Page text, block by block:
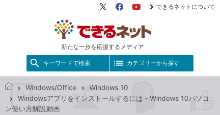
新たな一歩を応援するメディア
X（旧
FacebookYouTube
できるネットについて
キーワードで検索 カテゴリーから探す
で
き
Windows/Office
Windows 10
Windowsアプリをインストールするには - Windows 10パソコ
ン使い方解説動画